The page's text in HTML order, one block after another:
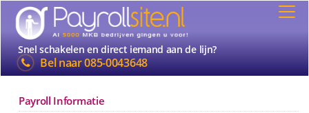
Snel schakelen en direct iemand aan de lijn?
Bel naar085-0043648
Payroll Informatie